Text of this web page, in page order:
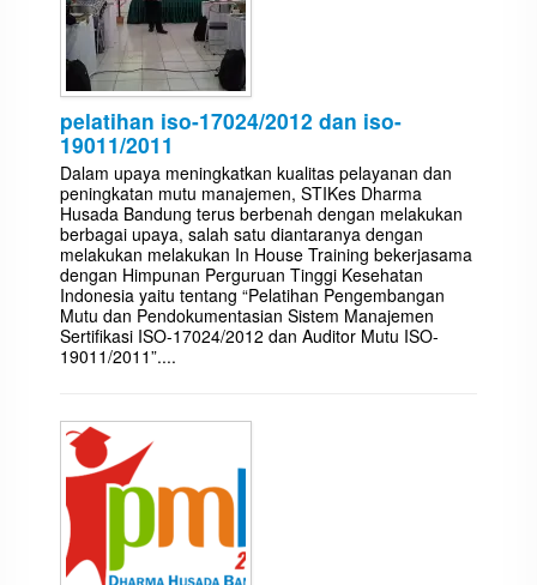
pelatihan iso-17024/2012 dan iso-
19011/2011
Dalam upaya meningkatkan kualitas pelayanan dan
peningkatan mutu manajemen, STIKes Dharma
Husada Bandung terus berbenah dengan melakukan
berbagai upaya, salah satu diantaranya dengan
melakukan melakukan In House Training bekerjasama
dengan Himpunan Perguruan Tinggi Kesehatan
Indonesia yaitu tentang “Pelatihan Pengembangan
Mutu dan Pendokumentasian Sistem Manajemen
Sertifikasi ISO-17024/2012 dan Auditor Mutu ISO-
19011/2011”....